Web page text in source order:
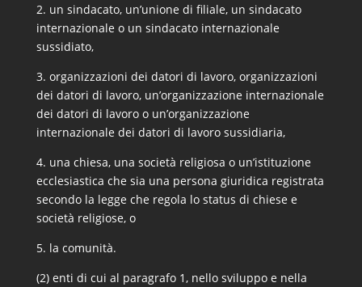
2. un sindacato, un’unione di filiale, un sindacato
internazionale o un sindacato internazionale
sussidiato,
3. organizzazioni dei datori di lavoro, organizzazioni
dei datori di lavoro, un’organizzazione internazionale
dei datori di lavoro o un’organizzazione
internazionale dei datori di lavoro sussidiaria,
4. una chiesa, una società religiosa o un’istituzione
ecclesiastica che sia una persona giuridica registrata
secondo la legge che regola lo status di chiese e
società religiose, o
5. la comunità.
(2) enti di cui al paragrafo 1, nello sviluppo e nella